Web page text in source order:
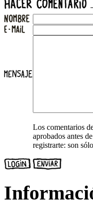
Los comentarios
aprobados antes
registrarte: son